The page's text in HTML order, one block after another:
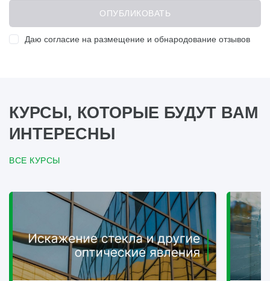
Даю согласие на размещение и обнародование отзывов
КУРСЫ, КОТОРЫЕ БУДУТ ВАМ
ИНТЕРЕСНЫ
ВСЕ КУРСЫ